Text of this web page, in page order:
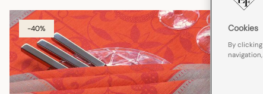
-40% Cookies
By